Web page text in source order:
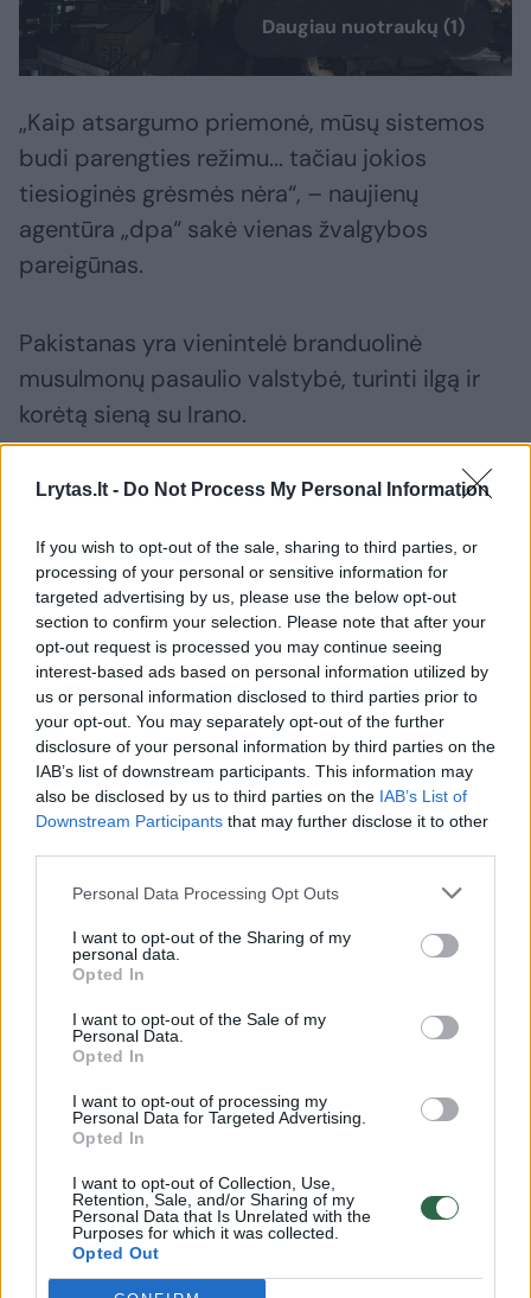
Lrytas.lt - Do Not Process My Personal Information
If you wish to opt-out of the sale, sharing to third parties, or
processing of your personal or sensitive information for
targeted advertising by us, please use the below opt-out
section to confirm your selection. Please note that after your
opt-out request is processed you may continue seeing
interest-based ads based on personal information utilized by
us or personal information disclosed to third parties prior to
your opt-out. You may separately opt-out of the further
disclosure of your personal information by third parties on the
IAB’s list of downstream participants. This information may
also be disclosed by us to third parties on the IAB’s List of
Downstream Participants that may further disclose it to other
Personal Data Processing Opt Outs
I want to opt-out of the Sharing of my
personal data.
Opted In
I want to opt-out of the Sale of my
Personal Data.
Opted In
I want to opt-out of processing my
Personal Data for Targeted Advertising.
Opted In
I want to opt-out of Collection, Use,
Retention, Sale, and/or Sharing of my
Personal Data that Is Unrelated with the
Purposes for which it was collected.
Opted Out
Daugiau nuotraukų (1)
„Kaip atsargumo priemonė, mūsų sistemos
budi parengties režimu... tačiau jokios
tiesioginės grėsmės nėra“, – naujienų
agentūra „dpa“ sakė vienas žvalgybos
pareigūnas.
Pakistanas yra vienintelė branduolinė
musulmonų pasaulio valstybė, turinti ilgą ir
korėtą sieną su Irano.
Be to, baiminantis smurtinių išpuolių ar
Jungtinių Valstijų ambasados Islamabade ir
kituose miestuose veikiančių JAV
diplomatinių konsulatų apsaugą.
Susiję straipsniai
Iranui pradėjus masinę ataką
– pirmosios žinios iš Izraelio:
yra sužeistųjų, smūgių
sulaukė ir Teheranas(23)
„Fox
smūgius
Pakistano ministras pirmininkas Shehbazas